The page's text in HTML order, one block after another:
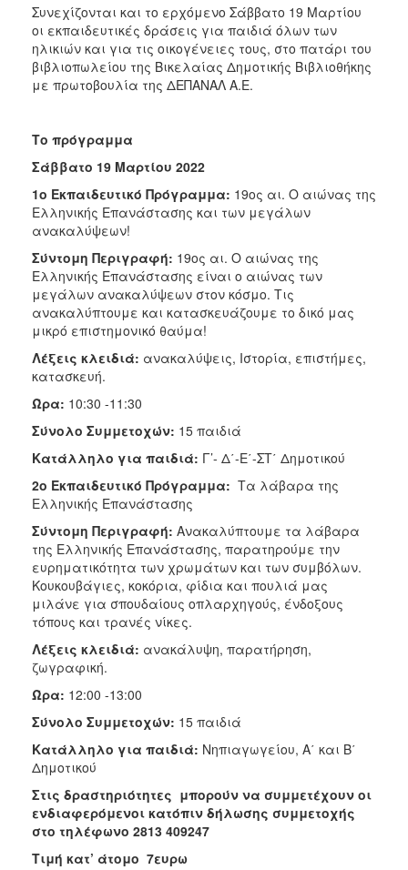
2012
2011
2010
2006
ΤΟΠΟΣ
ΠΟΛΙΤΙΣΜΟΣ
ΑΝΘΕΚΤΙΚΗ
ΠΟΛΗ
Συνεχίζονται και το ερχόμενο Σάββατο 19 Μαρτίου
οι εκπαιδευτικές δράσεις για παιδιά όλων των
ηλικιών και για τις οικογένειες τους, στο πατάρι του
βιβλιοπωλείου της Βικελαίας Δημοτικής Βιβλιοθήκης
με πρωτοβουλία της ΔΕΠΑΝΑΛ Α.Ε.
Το πρόγραμμα
Σάββατο 19 Μαρτίου 2022
1ο Εκπαιδευτικό Πρόγραμμα: 19ος αι. Ο αιώνας της
Ελληνικής Επανάστασης και των μεγάλων
ανακαλύψεων!
Σύντομη Περιγραφή: 19ος αι. Ο αιώνας της
Ελληνικής Επανάστασης είναι ο αιώνας των
μεγάλων ανακαλύψεων στον κόσμο. Τις
ανακαλύπτουμε και κατασκευάζουμε το δικό μας
μικρό επιστημονικό θαύμα!
Λέξεις κλειδιά: ανακαλύψεις, Ιστορία, επιστήμες,
κατασκευή.
Ώρα: 10:30 -11:30
Σύνολο Συμμετοχών: 15 παιδιά
Κατάλληλο για παιδιά: Γ’- Δ΄-Ε΄-ΣΤ΄ Δημοτικού
2ο Εκπαιδευτικό Πρόγραμμα: Τα λάβαρα της
Ελληνικής Επανάστασης
Σύντομη Περιγραφή: Ανακαλύπτουμε τα λάβαρα
της Ελληνικής Επανάστασης, παρατηρούμε την
ευρηματικότητα των χρωμάτων και των συμβόλων.
Κουκουβάγιες, κοκόρια, φίδια και πουλιά μας
μιλάνε για σπουδαίους οπλαρχηγούς, ένδοξους
τόπους και τρανές νίκες.
Λέξεις κλειδιά: ανακάλυψη, παρατήρηση,
ζωγραφική.
Ώρα: 12:00 -13:00
Σύνολο Συμμετοχών: 15 παιδιά
Κατάλληλο για παιδιά: Νηπιαγωγείου, Α΄ και Β΄
Δημοτικού
Στις δραστηριότητες μπορούν να συμμετέχουν οι
ενδιαφερόμενοι κατόπιν δήλωσης συμμετοχής
στο τηλέφωνο 2813 409247
Τιμή κατ’ άτομο 7ευρω